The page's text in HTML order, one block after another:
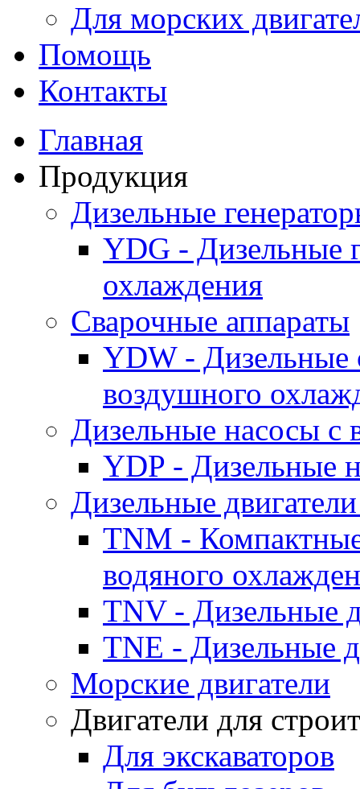
Для морских
Помощь
Контакты
Главная
Продукция
Дизельные
YDG - Дизельные
охлаждения
Cварочные аппараты
YDW - Дизельные
воздушного
Дизельные насосы
YDP - Дизельные
Дизельные
TNM -
водяного
TNV - Дизельные
TNE - Дизельные
Морские двигатели
Двигатели для
Для экскаваторов